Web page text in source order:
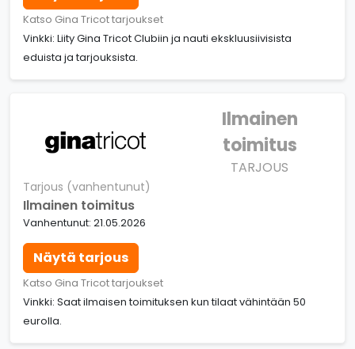
Katso Gina Tricot tarjoukset
Vinkki: Liity Gina Tricot Clubiin ja nauti ekskluusiivisista
eduista ja tarjouksista.
Ilmainen
toimitus
TARJOUS
Tarjous (vanhentunut)
Ilmainen toimitus
Vanhentunut: 21.05.2026
Näytä tarjous
Katso Gina Tricot tarjoukset
Vinkki: Saat ilmaisen toimituksen kun tilaat vähintään 50
eurolla.